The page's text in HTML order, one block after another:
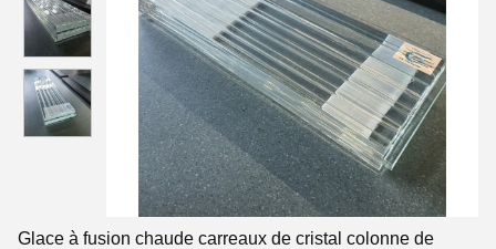
Glace à fusion chaude carreaux de cristal colonne de